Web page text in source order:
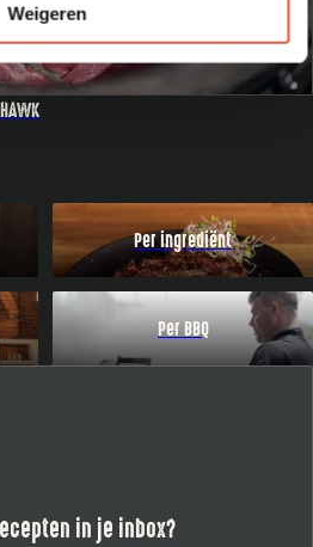
Weigeren
Per ingrediënt
Per BBQ
in je inbox?